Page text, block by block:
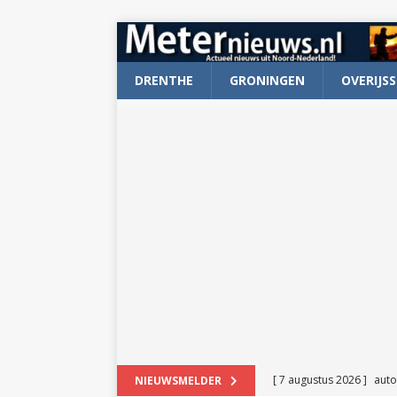
DRENTHE GRONINGEN
NIEUWSMELDER [ 7 augustus 2026 ]